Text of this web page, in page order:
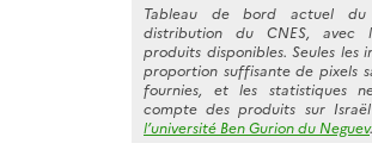
Tableau de bord actuel
distribution du CNES, avec
produits disponibles. Seules les
proportion suffisante de pixels
fournies, et les statistiques
compte des produits sur Israël
l’université Ben Gurion du Neguev.